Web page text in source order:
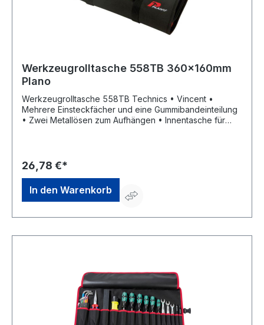
Werkzeugrolltasche 558TB 360x160mm
Plano
Werkzeugrolltasche 558TB Technics • Vincent •
Mehrere Einsteckfächer und eine Gummibandeinteilung
• Zwei Metallösen zum Aufhängen • Innentasche für
26,78 €*
In den Warenkorb